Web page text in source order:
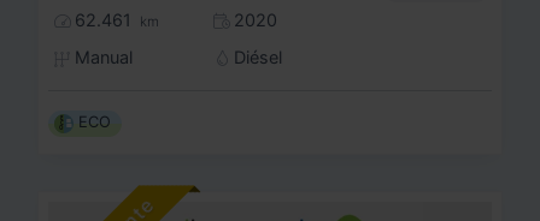
62.461 km
2020
Manual
Diésel
ECO